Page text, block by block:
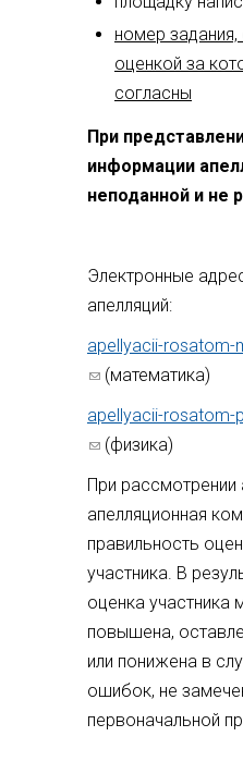
номер
оценкой за
согласны
При
информации
неподанной и не
Электронные
апелляций:
apellyacii-rosatom-
(ссылка для
(математика)
apellyacii-rosatom-
(ссылка для
(физика)
При рассмотрении
апелляционная
правильность
участника. В
оценка участника
повышена,
или понижена в
ошибок, не
первоначальной